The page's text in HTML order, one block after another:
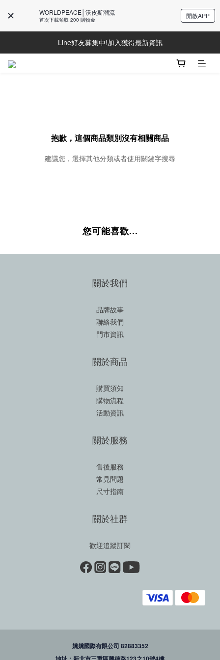
WORLDPEACE│沃皮斯潮流
首次下載領取 200 購物金 開啟APP
Line好友募集中!加入獲得最新資訊
Line好友募集中!加入獲得最新資訊
防詐騙提醒!請勿聽從不明來電操作ATM與提供個人資訊
抱歉，這個商品類別沒有相關商品
建議您，選擇其他分類或者使用關鍵字搜尋
您可能喜歡...
關於我們
品牌故事
聯絡我們
門市資訊
關於商品
購買須知
購物流程
活動資訊
關於服務
售後服務
常見問題
尺寸指南
關於社群
歡迎追蹤訂閱
嬌嬌國際有限公司 82883352